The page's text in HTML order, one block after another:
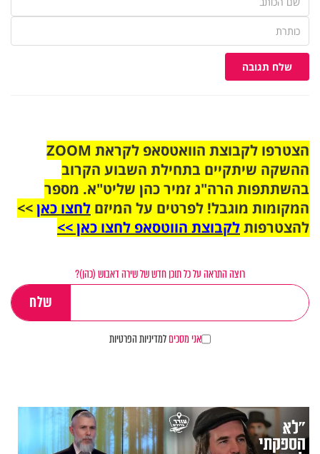
שלח תגובה
הצטרפו לקבוצת הוואטסאפ לקראת ZOOM
ההשקה שיתקיים בתחילת השבוע הקרוב
בהשתתפות הרה"ג זמיר כהן שליט"א. מספר
המקומות מוגבל! לפרטים על המיזם לחצו כאן>>
להצטרפותלקבוצת הווטסאפ לחצו כאן >>
רוצה התראה על כל תוכן חדש של שירה דאבוש (כהן)?
אני מסכיםלמדיניות הפרטיות